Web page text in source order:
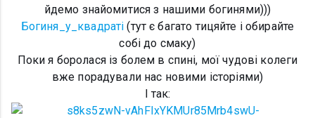
йдемо знайомитися з нашими богинями)))
Богиня_у_квадраті (тут є багато тицяйте і обирайте
собі до смаку)
Поки я боролася із болем в спині, мої чудові колеги
вже порадували нас новими історіями)
І так: